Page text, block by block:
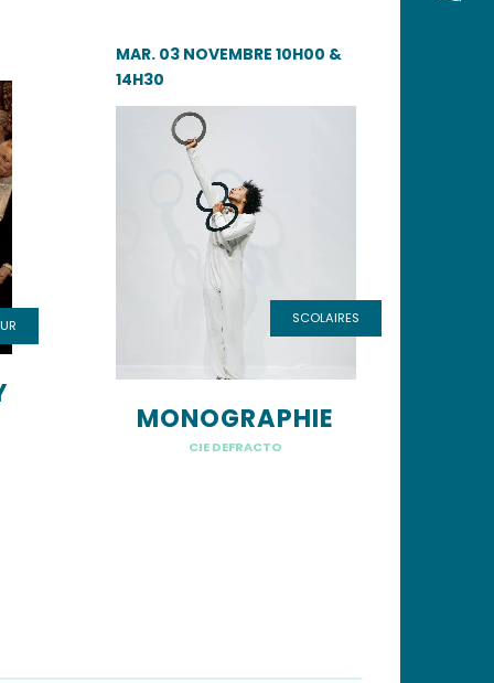
MAR. 03 NOVEMBRE 10H00 &
14H30
MONOGRAPHIE
CIE DEFRACTO
SCOLAIRES